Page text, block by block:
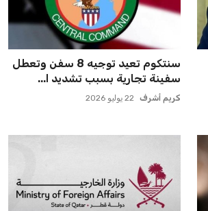
سنتكوم تعيد توجيه 8 سفن وتعطل
سفينة تجارية بسبب تشديد ا...
كريم أشرف 22 يوليو 2026